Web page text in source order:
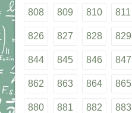
808 809 810 811
826 827 828 829
844 845 846 847
862 863 864 865
880 881 882 883